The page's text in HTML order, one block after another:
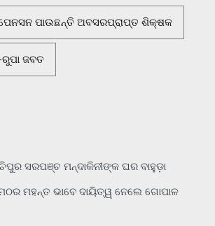
ପେନସନ ପାଉଛନ୍ତି ଅବସରପ୍ରାପ୍ତ ଶିକ୍ଷକ
ଜବତ
ସରପଞ୍ଚ ମନ୍ଦାକିନୀଙ୍କ ଘର ବାହୁଡ଼ା
ମଠର ମହନ୍ତ ଭାବେ ଦାୟିତ୍ୱ ନେଲେ ଗୋପାଳ